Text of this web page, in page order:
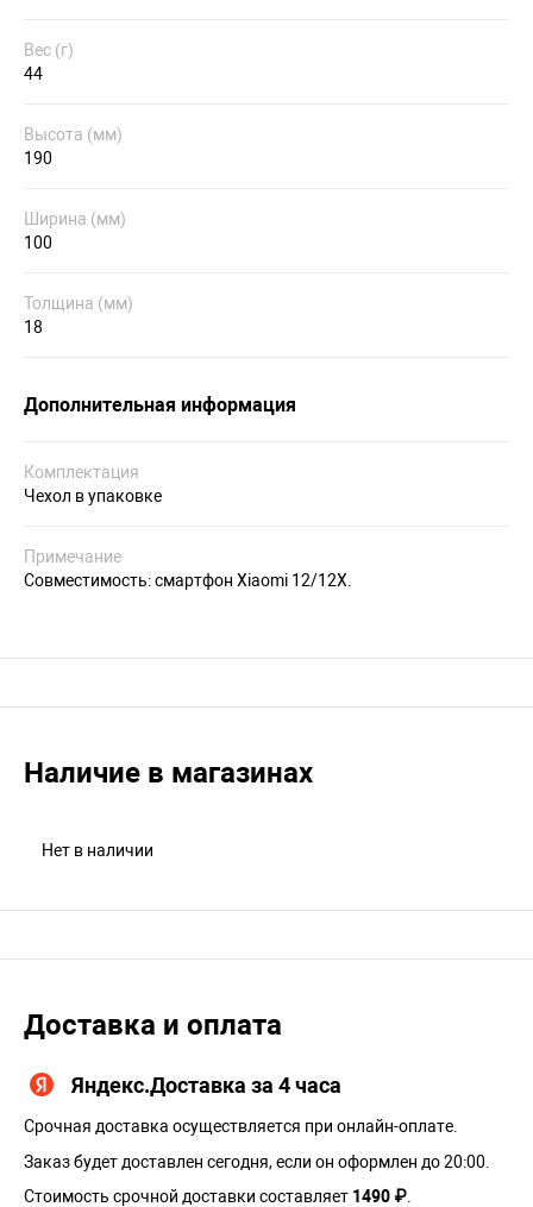
Вес (г)
44
Высота (мм)
190
Ширина (мм)
100
Толщина (мм)
18
Дополнительная информация
Комплектация
Чехол в упаковке
Примечание
Совместимость: смартфон Xiaomi 12/12X.
Наличие в магазинах
Нет в наличии
Доставка и оплата
Яндекс.Доставка за 4 часа
Срочная доставка осуществляется при онлайн-оплате.
Заказ будет доставлен сегодня, если он оформлен до 20:00.
Стоимость срочной доставки составляет 1490 ₽